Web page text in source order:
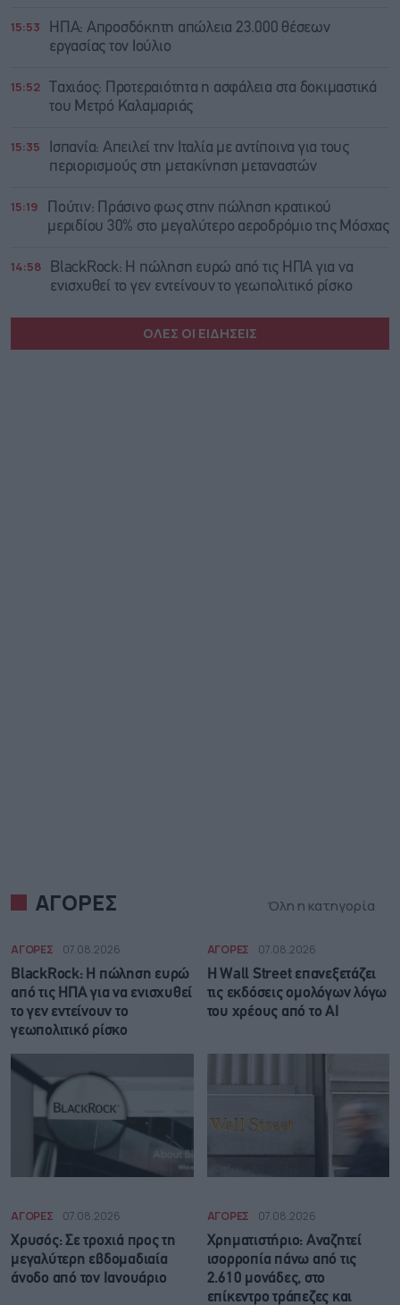
15:53
ΗΠΑ: Απροσδόκητη απώλεια 23.000 θέσεων
εργασίας τον Ιούλιο
15:52
Ταχιάος: Προτεραιότητα η ασφάλεια στα δοκιμαστικά
του Μετρό Καλαμαριάς
15:35
Ισπανία: Απειλεί την Ιταλία με αντίποινα για τους
περιορισμούς στη μετακίνηση μεταναστών
15:19
Πούτιν: Πράσινο φως στην πώληση κρατικού
μεριδίου 30% στο μεγαλύτερο αεροδρόμιο της Μόσχας
14:58
BlackRock: Η πώληση ευρώ από τις ΗΠΑ για να
ενισχυθεί το γεν εντείνουν το γεωπολιτικό ρίσκο
ΟΛΕΣ ΟΙ ΕΙΔΗΣΕΙΣ
ΑΓΟΡΕΣ Όλη η κατηγορία
ΑΓΟΡΕΣ 07.08.2026
BlackRock: Η πώληση ευρώ
από τις ΗΠΑ για να ενισχυθεί
το γεν εντείνουν το
γεωπολιτικό ρίσκο
ΑΓΟΡΕΣ 07.08.2026
Η Wall Street επανεξετάζει
τις εκδόσεις ομολόγων λόγω
του χρέους από το AI
ΑΓΟΡΕΣ 07.08.2026
Χρυσός: Σε τροχιά προς τη
μεγαλύτερη εβδομαδιαία
άνοδο από τον Ιανουάριο
ΑΓΟΡΕΣ 07.08.2026
Χρηματιστήριο: Αναζητεί
ισορροπία πάνω από τις
2.610 μονάδες, στο
επίκεντρο τράπεζες και